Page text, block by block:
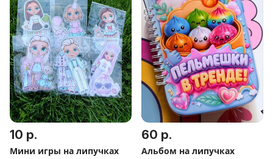
10 р.
Мини игры на липучках
60 р.
Альбом на липучках